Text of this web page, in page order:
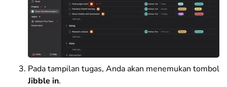
Pada tampilan tugas, Anda akan menemukan tombol
Jibble in.